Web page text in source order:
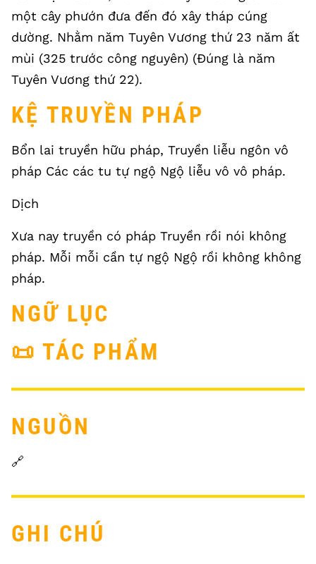
một cây phướn đưa đến đó xây tháp cúng
dường. Nhằm năm Tuyên Vương thứ 23 năm ất
mùi (325 trước công nguyên) (Đúng là năm
Tuyên Vương thứ 22).
KỆ TRUYỀN PHÁP
Bổn lai truyền hữu pháp, Truyền liễu ngôn vô
pháp Các các tu tự ngộ Ngộ liễu vô vô pháp.
Dịch
Xưa nay truyền có pháp Truyền rồi nói không
pháp. Mỗi mỗi cần tự ngộ Ngộ rồi không không
pháp.
NGỮ LỤC
📜 TÁC PHẨM
NGUỒN
🔗
GHI CHÚ